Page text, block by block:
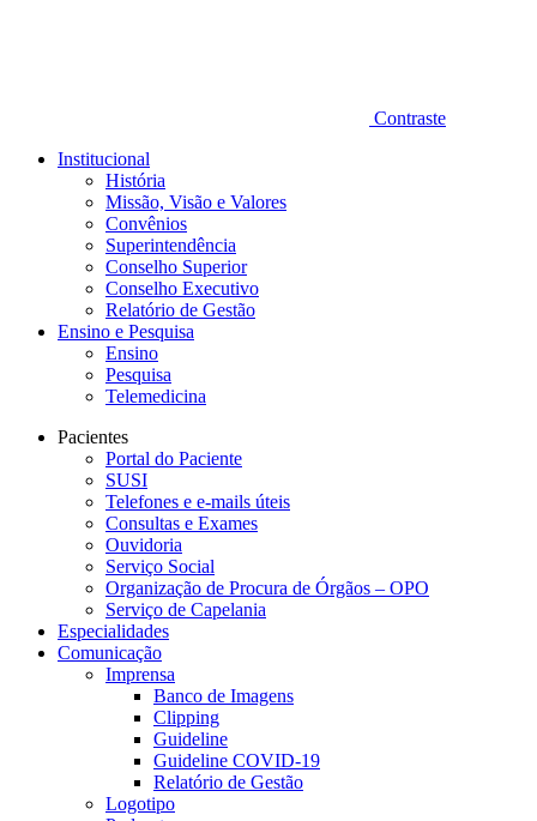
Contraste
Institucional
História
Missão, Visão e Valores
Convênios
Superintendência
Conselho Superior
Conselho Executivo
Relatório de Gestão
Ensino e Pesquisa
Ensino
Pesquisa
Telemedicina
Pacientes
Portal do Paciente
SUSI
Telefones e e-mails úteis
Consultas e Exames
Ouvidoria
Serviço Social
Organização de Procura de Órgãos – OPO
Serviço de Capelania
Especialidades
Comunicação
Imprensa
Banco de Imagens
Clipping
Guideline
Guideline COVID-19
Relatório de Gestão
Logotipo